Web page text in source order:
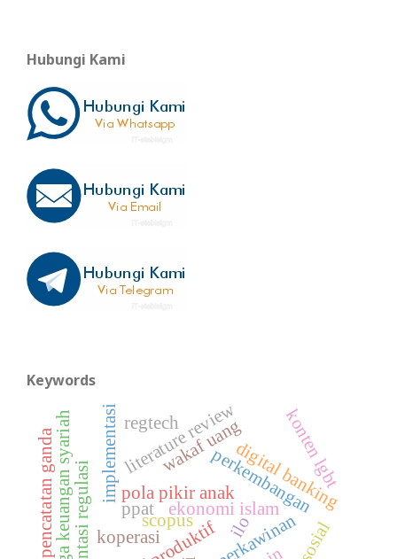
Hubungi Kami
Keywords
perkawinan
pola pikir anak
ekonomi islam
implementasi perkembangan
wakaf uangdigital banking
literature review
scopus
konten lgbt
regtech
koperasi
lembaga keuangan syariah
pencatatan ganda ilo
ppat